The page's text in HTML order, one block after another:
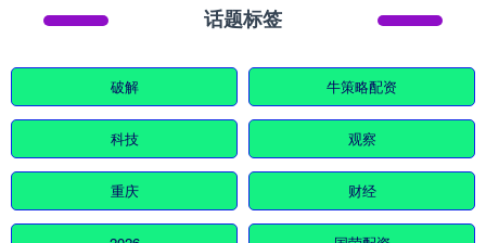
话题标签
破解 牛策略配资
科技 观察
重庆 财经